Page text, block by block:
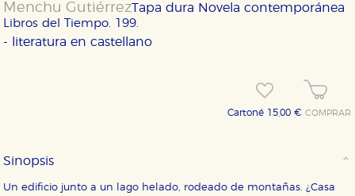
Menchu Gutiérrez
Libros del Tiempo. 199.
Tapa dura Novela contemporánea
- literatura en castellano
Cartoné 15,00 €COMPRAR
Sinopsis
Un edificio junto a un lago helado, rodeado de montañas. ¿Casa